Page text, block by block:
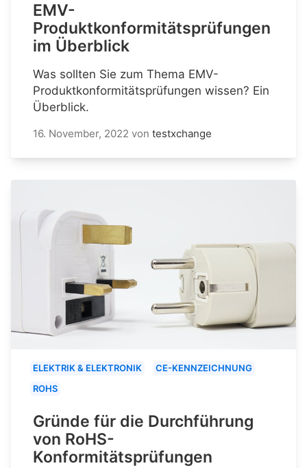
EMV-
Produktkonformitätsprüfungen
im Überblick
Was sollten Sie zum Thema EMV-
Produktkonformitätsprüfungen wissen? Ein
Überblick.
16. November, 2022 von testxchange
ELEKTRIK & ELEKTRONIK
CE-KENNZEICHNUNG
ROHS
Gründe für die Durchführung
von RoHS-
Konformitätsprüfungen